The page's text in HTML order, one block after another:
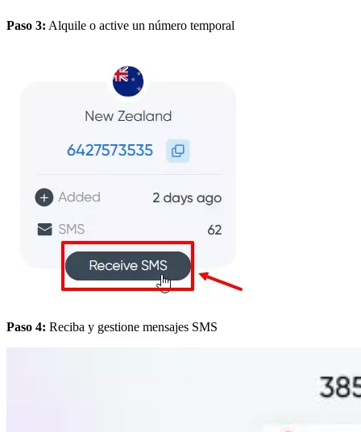
Paso 3: Alquile o active un número temporal
Paso 4: Reciba y gestione mensajes SMS